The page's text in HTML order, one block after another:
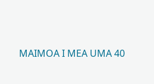
MAIMOA I MEA UMA 40